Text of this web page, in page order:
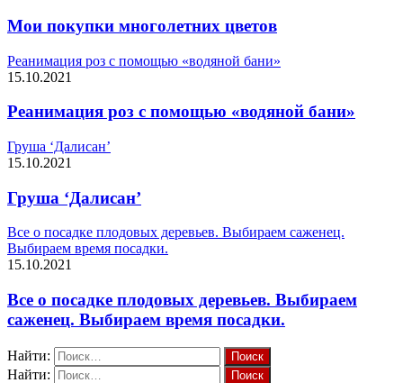
Мои покупки многолетних цветов
Реанимация роз с помощью «водяной бани»
15.10.2021
Реанимация роз с помощью «водяной бани»
Груша ‘Далисан’
15.10.2021
Груша ‘Далисан’
Все о посадке плодовых деревьев. Выбираем саженец.
Выбираем время посадки.
15.10.2021
Все о посадке плодовых деревьев. Выбираем
саженец. Выбираем время посадки.
Найти:
Найти: